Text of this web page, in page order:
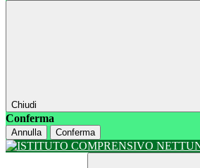
Chiudi
Conferma
Annulla Conferma